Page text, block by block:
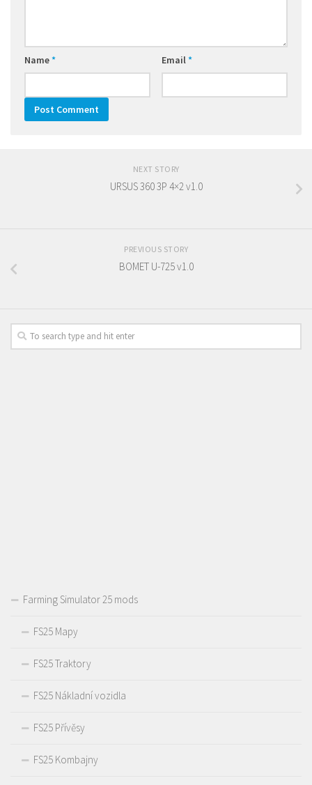
Name* Email*
NEXT STORY
URSUS 360 3P 4×2 v1.0
PREVIOUS STORY
BOMET U-725 v1.0
Farming Simulator 25 mods
FS25 Mapy
FS25 Traktory
FS25 Nákladní vozidla
FS25 Přívěsy
FS25 Kombajny